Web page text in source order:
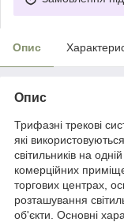
Опис
Опис
Трифазні трекові
які
світильників на
комерційних
торгових центрах,
розташування
об'єкти. Основні